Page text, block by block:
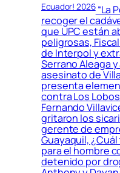
Ecuador! 2026“La
recoger el
que UPC están
peligrosas,
de Interpol y
Serrano Aleaga
asesinato de
presenta
contra Los
Fernando
gritaron los
gerente de
Guayaquil,
para el hombre
detenido por